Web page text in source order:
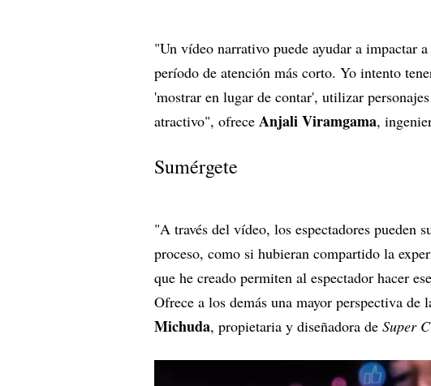
"Un vídeo narrativo puede ayudar a impactar
período de atención más corto. Yo intento
'mostrar en lugar de contar', utilizar
atractivo", ofrece Anjali Viramgama,
Sumérgete
"A través del vídeo, los espectadores pueden
proceso, como si hubieran compartido la
que he creado permiten al espectador hacer
Ofrece a los demás una mayor perspectiva
Michuda, propietaria y diseñadora de Super